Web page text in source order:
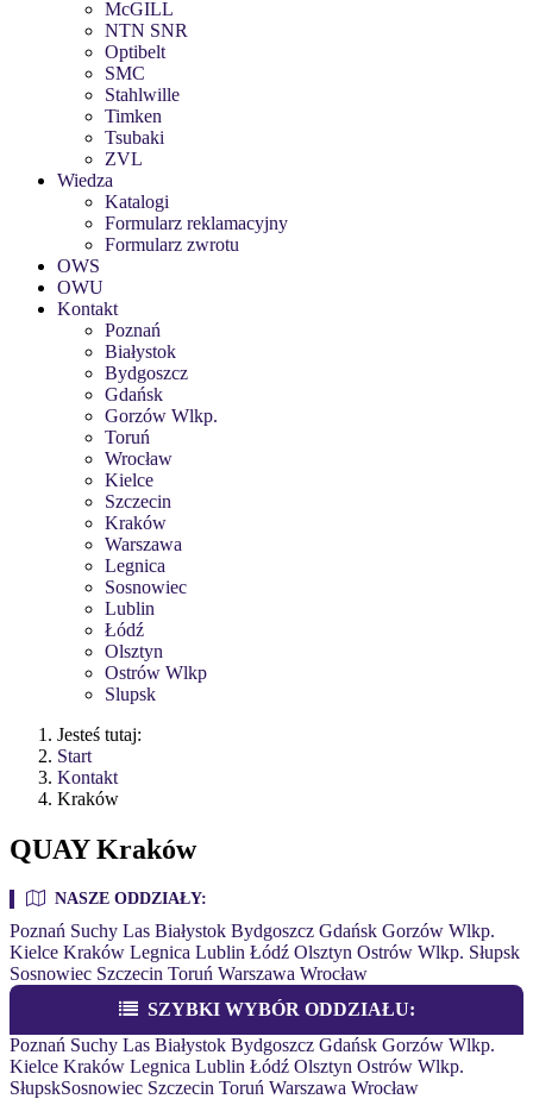
McGILL
NTN SNR
Optibelt
SMC
Stahlwille
Timken
Tsubaki
ZVL
Wiedza
Katalogi
Formularz reklamacyjny
Formularz zwrotu
OWS
OWU
Kontakt
Poznań
Białystok
Bydgoszcz
Gdańsk
Gorzów Wlkp.
Toruń
Wrocław
Kielce
Szczecin
Kraków
Warszawa
Legnica
Sosnowiec
Lublin
Łódź
Olsztyn
Ostrów Wlkp
Slupsk
Jesteś tutaj:
Start
Kontakt
Kraków
QUAY Kraków
NASZE ODDZIAŁY:
Poznań Suchy Las Białystok Bydgoszcz Gdańsk Gorzów Wlkp.
Kielce Kraków Legnica Lublin Łódź Olsztyn Ostrów Wlkp. Słupsk
Sosnowiec Szczecin Toruń Warszawa Wrocław
SZYBKI WYBÓR ODDZIAŁU:
Poznań Suchy Las Białystok Bydgoszcz Gdańsk Gorzów Wlkp.
Kielce Kraków Legnica Lublin Łódź Olsztyn Ostrów Wlkp.
SłupskSosnowiec Szczecin Toruń Warszawa Wrocław